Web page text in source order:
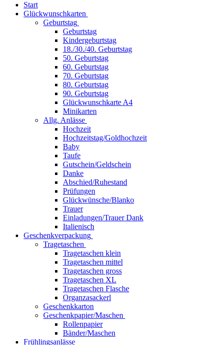
Start
Glückwunschkarten
Geburtstag
Geburtstag
Kindergeburtstag
18./30./40. Geburtstag
50. Geburtstag
60. Geburtstag
70. Geburtstag
80. Geburtstag
90. Geburtstag
Glückwunschkarte A4
Minikarten
Allg. Anlässe
Hochzeit
Hochzeitstag/Goldhochzeit
Baby
Taufe
Gutschein/Geldschein
Danke
Abschied/Ruhestand
Prüfungen
Glückwünsche/Blanko
Trauer
Einladungen/Trauer Dank
Italienisch
Geschenkverpackung
Tragetaschen
Tragetaschen klein
Tragetaschen mittel
Tragetaschen gross
Tragetaschen XL
Tragetaschen Flasche
Organzasackerl
Geschenkkarton
Geschenkpapier/Maschen
Rollenpapier
Bänder/Maschen
Frühlingsanlässe